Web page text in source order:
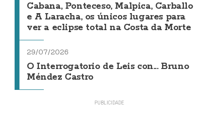
Cabana, Ponteceso, Malpica, Carballo
e A Laracha, os únicos lugares para
ver a eclipse total na Costa da Morte
29/07/2026
O Interrogatorio de Leis con... Bruno
Méndez Castro